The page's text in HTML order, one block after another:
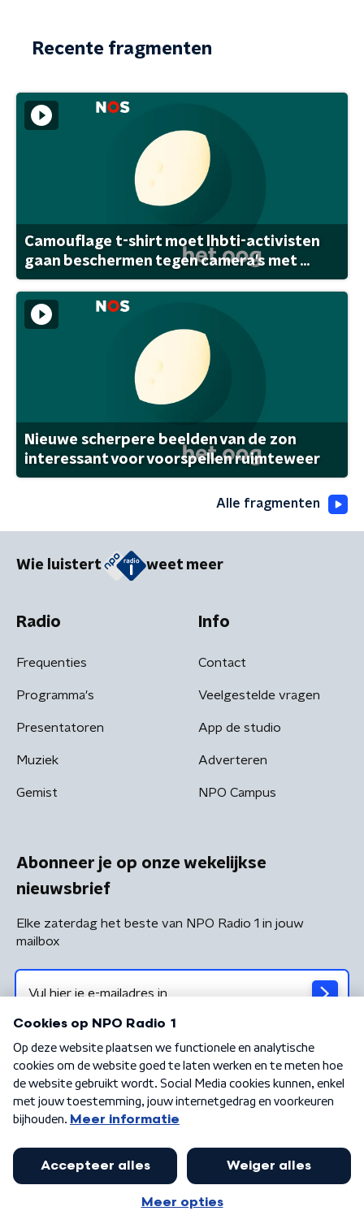
Recente fragmenten
Camouflage t-shirt moet lhbti-activisten
gaan beschermen tegen camera's met ...
Nieuwe scherpere beelden van de zon
interessant voor voorspellen ruimteweer
Alle fragmenten
Wie luistert weet meer
Radio
Frequenties
Programma's
Presentatoren
Muziek
Gemist
Info
Contact
Veelgestelde vragen
App de studio
Adverteren
NPO Campus
Abonneer je op onze wekelijkse
nieuwsbrief
Elke zaterdag het beste van NPO Radio 1 in jouw
mailbox
Algemene voorwaarden